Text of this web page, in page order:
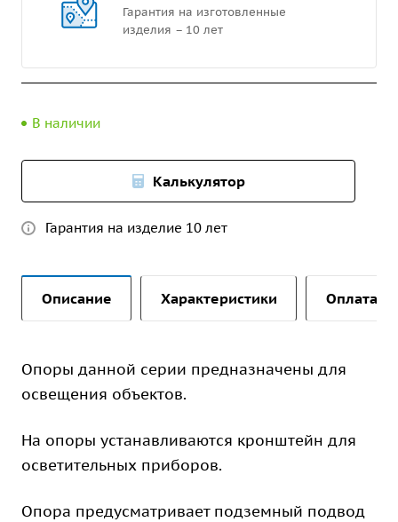
Гарантия на изготовленные
изделия – 10 лет
В наличии
Калькулятор
Гарантия на изделие 10 лет
Описание Характеристики Оплата и
Опоры данной серии предназначены для
освещения объектов.
На опоры устанавливаются кронштейн для
осветительных приборов.
Опора предусматривает подземный подвод